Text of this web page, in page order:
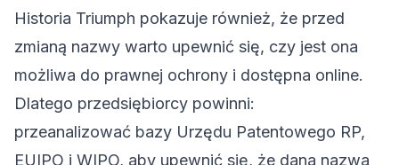
Historia Triumph pokazuje również, że przed
zmianą nazwy warto upewnić się, czy jest ona
możliwa do prawnej ochrony i dostępna online.
Dlatego przedsiębiorcy powinni:
przeanalizować bazy Urzędu Patentowego RP,
EUIPO i WIPO, aby upewnić się, że dana nazwa